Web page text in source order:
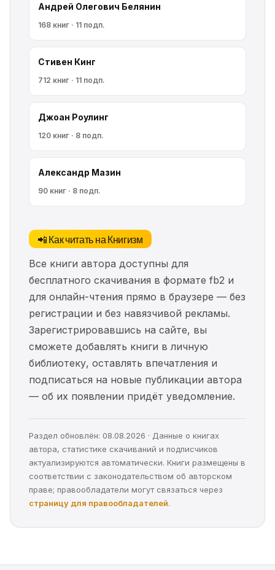
Андрей Олегович Белянин
168 книг · 11 подп.
Стивен Кинг
712 книг · 11 подп.
Джоан Роулинг
120 книг · 8 подп.
Александр Мазин
90 книг · 8 подп.
📲 Как читать на Книгизм
Все книги автора доступны для
бесплатного скачивания в формате fb2 и
для онлайн-чтения прямо в браузере — без
регистрации и без навязчивой рекламы.
Зарегистрировавшись на сайте, вы
сможете добавлять книги в личную
библиотеку, оставлять впечатления и
подписаться на новые публикации автора
— об их появлении придёт уведомление.
Раздел обновлён: 08.08.2026 · Данные о книгах
автора, статистике скачиваний и подписчиков
актуализируются автоматически. Книги размещены в
соответствии с законодательством об авторском
праве; правообладатели могут связаться через
страницу для правообладателей.